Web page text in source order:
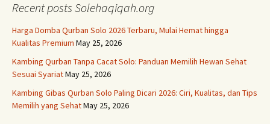
Recent posts Solehaqiqah.org
Harga Domba Qurban Solo 2026 Terbaru, Mulai Hemat hingga
Kualitas Premium May 25, 2026
Kambing Qurban Tanpa Cacat Solo: Panduan Memilih Hewan Sehat
Sesuai SyariatMay 25, 2026
Kambing Gibas Qurban Solo Paling Dicari 2026: Ciri, Kualitas, dan Tips
Memilih yang SehatMay 25, 2026